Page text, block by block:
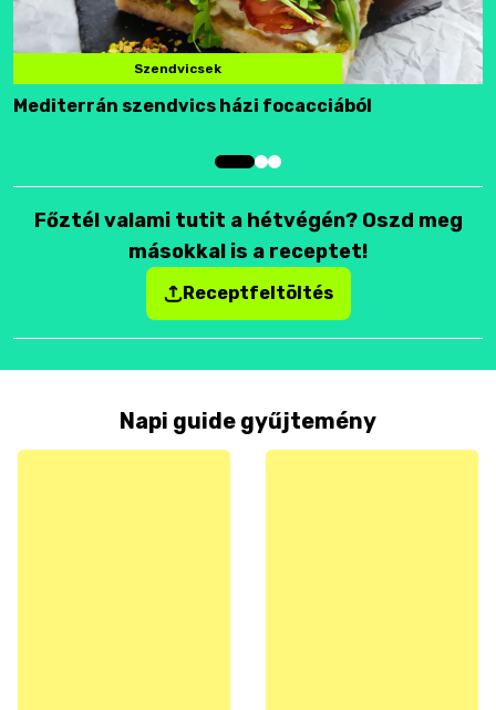
Szendvicsek
Mediterrán szendvics házi focacciából
Főztél valami tutit a hétvégén? Oszd meg
másokkal is a receptet!
Receptfeltöltés
Napi guide gyűjtemény